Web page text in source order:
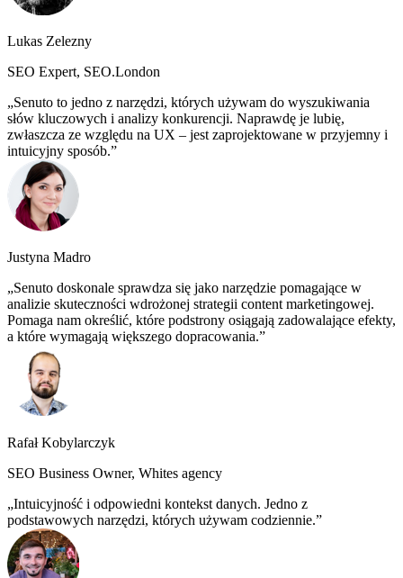
Lukas Zelezny
SEO Expert, SEO.London
Senuto to jedno z narzędzi, których używam do wyszukiwania
słów kluczowych i analizy konkurencji. Naprawdę je lubię,
zwłaszcza ze względu na UX – jest zaprojektowane w przyjemny i
intuicyjny sposób.
Justyna Madro
Senuto doskonale sprawdza się jako narzędzie pomagające w
analizie skuteczności wdrożonej strategii content marketingowej.
Pomaga nam określić, które podstrony osiągają zadowalające efekty,
a które wymagają większego dopracowania.
Rafał Kobylarczyk
SEO Business Owner, Whites agency
Intuicyjność i odpowiedni kontekst danych. Jedno z
podstawowych narzędzi, których używam codziennie.